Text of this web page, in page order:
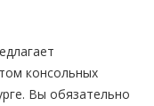
консольных
Вы обязательно